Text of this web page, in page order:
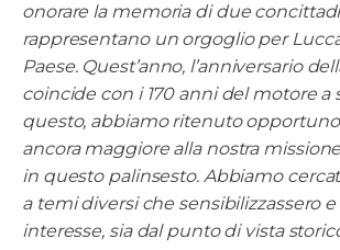
onorare la memoria di due
rappresentano un orgoglio per
Paese. Quest’anno, l’anniversario
coincide con i 170 anni del motore a
questo, abbiamo ritenuto
ancora maggiore alla nostra
in questo palinsesto. Abbiamo
a temi diversi che sensibilizzassero
interesse, sia dal punto di vista